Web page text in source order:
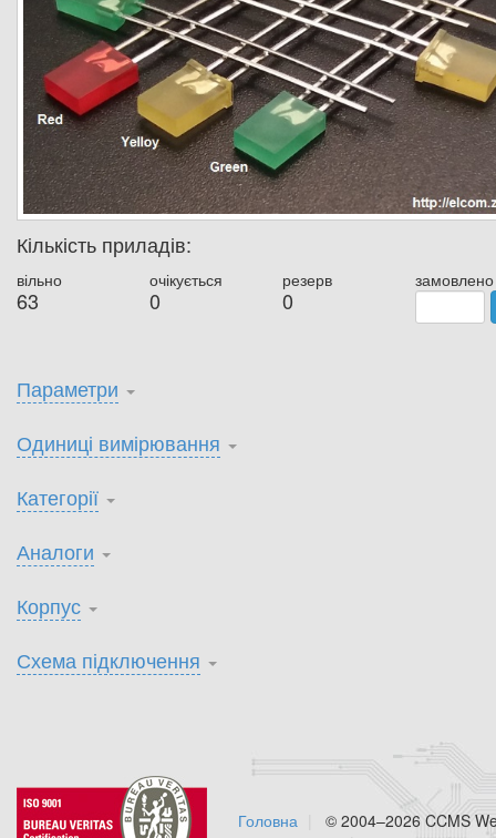
Кількість приладів:
вільно
63
очікується
0
резерв
0
замовлено
Параметри
Одиниці вимірювання
Категорії
Аналоги
Корпус
Схема підключення
© 2004–2026 CCMS
Головна